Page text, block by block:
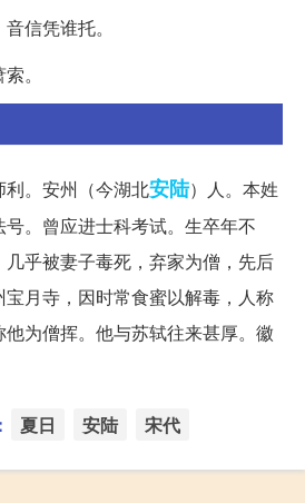
信凭谁托。
。
。安州（今湖北安陆）人。本姓
。曾应进士科考试。生卒年不
乎被妻子毒死，弃家为僧，先后
月寺，因时常食蜜以解毒，人称
为僧挥。他与苏轼往来甚厚。徽
夏日 安陆 宋代